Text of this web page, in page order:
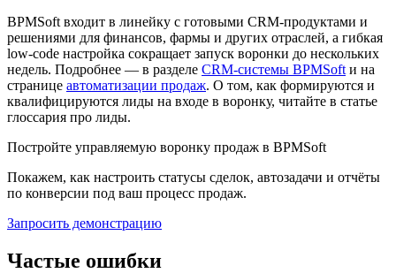
BPMSoft входит в линейку с готовыми CRM-продуктами и
решениями для финансов, фармы и других отраслей, а гибкая
low-code настройка сокращает запуск воронки до нескольких
недель. Подробнее — в разделе CRM-системы BPMSoft и на
странице автоматизации продаж. О том, как формируются и
квалифицируются лиды на входе в воронку, читайте в статье
глоссария про лиды.
Постройте управляемую воронку продаж в BPMSoft
Покажем, как настроить статусы сделок, автозадачи и отчёты
по конверсии под ваш процесс продаж.
Запросить демонстрацию
Частые ошибки